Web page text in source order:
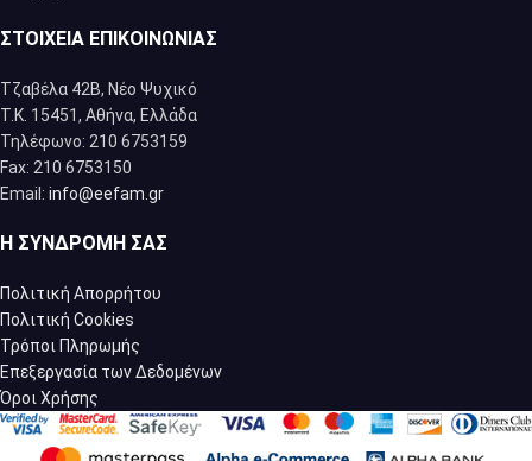
ΣΤΟΙΧΕΊΑ ΕΠΙΚΟΙΝΩΝΊΑΣ
Τζαβέλα 42Β, Νέο Ψυχικό
Τ.Κ. 15451, Αθήνα, Eλλάδα
Τηλέφωνο: 210 6753159
Fax: 210 6753150
Email: info@eefam.gr
Η ΣΥΝΔΡΟΜΉ ΣΑΣ
Πολιτική Απορρήτου
Πολιτική Cookies
Τρόποι Πληρωμής
Επεξεργασία των Δεδομένων
Όροι Χρήσης